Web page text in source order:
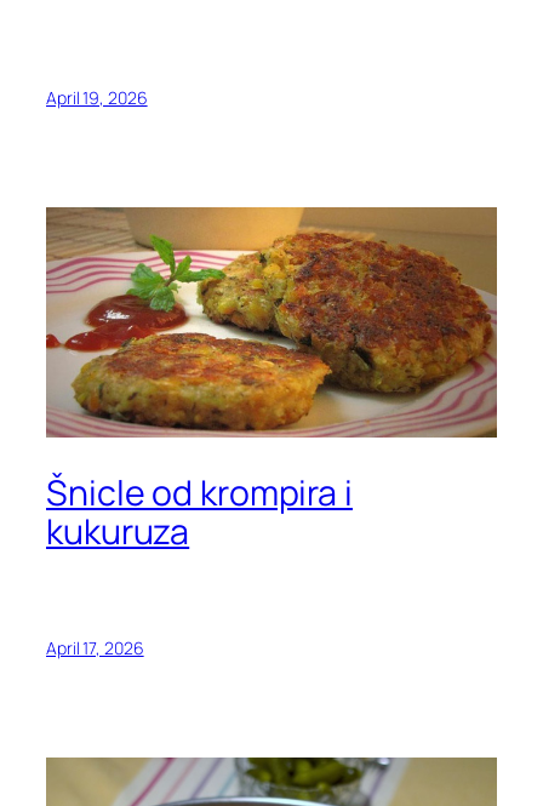
April 19, 2026
Šnicle od krompira i
kukuruza
April 17, 2026